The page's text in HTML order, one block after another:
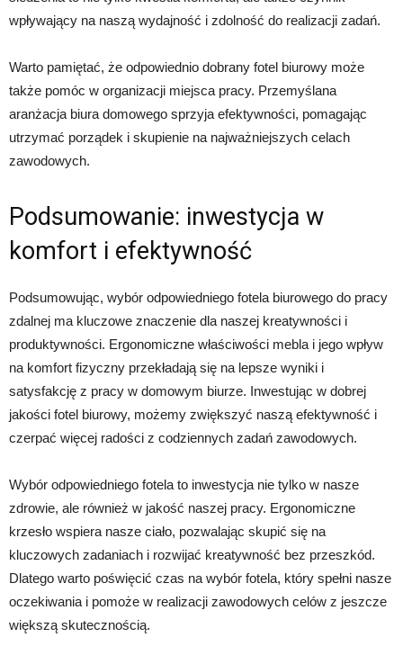
wpływający na naszą wydajność i zdolność do realizacji zadań.
Warto pamiętać, że odpowiednio dobrany fotel biurowy może
także pomóc w organizacji miejsca pracy. Przemyślana
aranżacja biura domowego sprzyja efektywności, pomagając
utrzymać porządek i skupienie na najważniejszych celach
zawodowych.
Podsumowanie: inwestycja w
komfort i efektywność
Podsumowując, wybór odpowiedniego fotela biurowego do pracy
zdalnej ma kluczowe znaczenie dla naszej kreatywności i
produktywności. Ergonomiczne właściwości mebla i jego wpływ
na komfort fizyczny przekładają się na lepsze wyniki i
satysfakcję z pracy w domowym biurze. Inwestując w dobrej
jakości fotel biurowy, możemy zwiększyć naszą efektywność i
czerpać więcej radości z codziennych zadań zawodowych.
Wybór odpowiedniego fotela to inwestycja nie tylko w nasze
zdrowie, ale również w jakość naszej pracy. Ergonomiczne
krzesło wspiera nasze ciało, pozwalając skupić się na
kluczowych zadaniach i rozwijać kreatywność bez przeszkód.
Dlatego warto poświęcić czas na wybór fotela, który spełni nasze
oczekiwania i pomoże w realizacji zawodowych celów z jeszcze
większą skutecznością.